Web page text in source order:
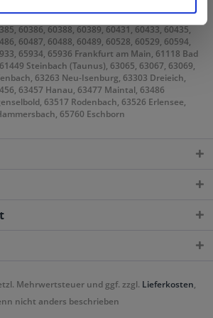
60316, 60318, 60320, 60322, 60323, 60325,
60386, 60388, 60389, 60431, 60433, 60435,
60487, 60488, 60489, 60528, 60529, 60594,
65934, 65936 Frankfurt am Main, 61118 Bad
Steinbach (Taunus), 63065, 63067, 63069,
63263 Neu-Isenburg, 63303 Dreieich,
63457 Hanau, 63477 Maintal, 63486
63517 Rodenbach, 63526 Erlensee,
65760 Eschborn
Mehrwertsteuer und ggf. zzgl. Lieferkosten,
nicht anders beschrieben